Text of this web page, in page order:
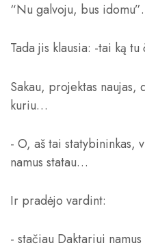
“Nu galvoju, bus
Tada jis klausia: -tai ką
Sakau, projektas
kuriu…
- O, aš tai statybininkas,
namus statau…
Ir pradėjo vardint:
- stačiau Daktariui